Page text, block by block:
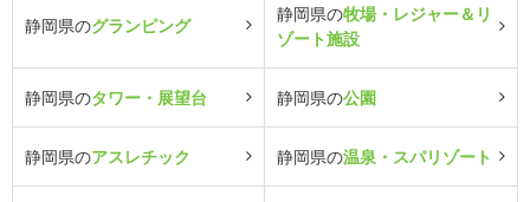
静岡県のグランピング
静岡県の牧場・レジャー＆リ
ゾート施設
静岡県のタワー・展望台 静岡県の公園
静岡県のアスレチック 静岡県の温泉・スパリゾート